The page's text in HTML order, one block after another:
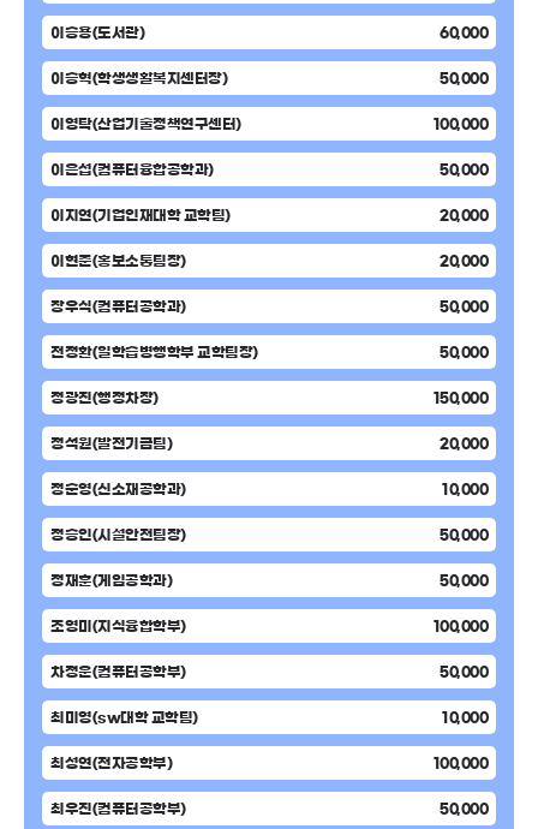
이승용(도서관) 60,000
이승혁(학생생활복지센터장) 50,000
이영탁(산업기술정책연구센터) 100,000
이은섭(컴퓨터융합공학과) 50,000
이지연(기업인재대학 교학팀) 20,000
이현준(홍보소통팀장) 20,000
장우식(컴퓨터공학과) 50,000
전정환(일학습병행학부 교학팀장) 50,000
정광진(행정차장) 150,000
정석원(발전기금팀) 20,000
정순영(신소재공학과) 10,000
정승인(시설안전팀장) 50,000
정재훈(게임공학과) 50,000
조영미(지식융합학부) 100,000
차정운(컴퓨터공학부) 50,000
최미영(sw대학 교학팀) 10,000
최성연(전자공학부) 100,000
최우진(컴퓨터공학부) 50,000